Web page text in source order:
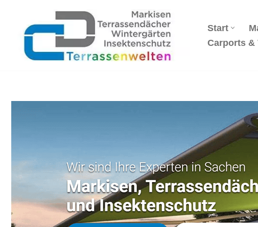
springen
Start
Carports &